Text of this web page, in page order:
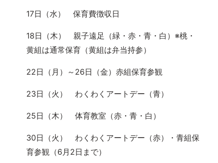
17日（水） 保育費徴収日
18日（木） 親子遠足（緑・赤・青・白）※桃・
黄組は通常保育（黄組は弁当持参）
22日（月）～26日（金）赤組保育参観
23日（火） わくわくアートデー（青）
25日（木） 体育教室（赤・青・白）
30日（火） わくわくアートデー（赤）・青組保
育参観（6月2日まで）